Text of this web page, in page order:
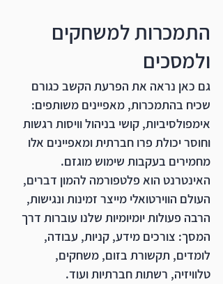
התמכרות למשחקים
ולמסכים
גם כאן נראה את הפרעת הקשב כגורם
שכיח בהתמכרות, מאפיינים משותפים:
אימפולסיביות, קושי בניהול וויסות רגשות
וחוסר יכולת פרו חברתית ומאפיינים אלו
מחמירים בעקבות שימוש מוגזם.
האינטרנט הוא פלטפורמה להמון דברים,
העולם הווירטואלי מייצר זמינות ונגישות,
הרבה פעולות יומיומיות שלנו עוברות דרך
המסך: צורכים מידע, קניות, עבודה,
לומדים, תקשורת בזום, משחקים,
טלוויזיה, רשתות חברתיות ועוד.